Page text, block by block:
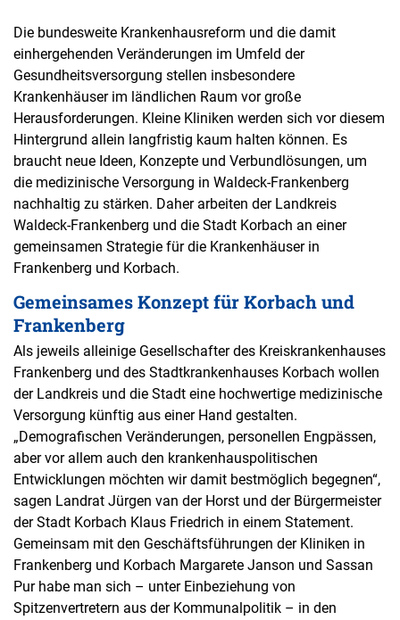
Die bundesweite Krankenhausreform und die damit
einhergehenden Veränderungen im Umfeld der
Gesundheitsversorgung stellen insbesondere
Krankenhäuser im ländlichen Raum vor große
Herausforderungen. Kleine Kliniken werden sich vor diesem
Hintergrund allein langfristig kaum halten können. Es
braucht neue Ideen, Konzepte und Verbundlösungen, um
die medizinische Versorgung in Waldeck-Frankenberg
nachhaltig zu stärken. Daher arbeiten der Landkreis
Waldeck-Frankenberg und die Stadt Korbach an einer
gemeinsamen Strategie für die Krankenhäuser in
Frankenberg und Korbach.
Gemeinsames Konzept für Korbach und
Frankenberg
Als jeweils alleinige Gesellschafter des Kreiskrankenhauses
Frankenberg und des Stadtkrankenhauses Korbach wollen
der Landkreis und die Stadt eine hochwertige medizinische
Versorgung künftig aus einer Hand gestalten.
„Demografischen Veränderungen, personellen Engpässen,
aber vor allem auch den krankenhauspolitischen
Entwicklungen möchten wir damit bestmöglich begegnen“,
sagen Landrat Jürgen van der Horst und der Bürgermeister
der Stadt Korbach Klaus Friedrich in einem Statement.
Gemeinsam mit den Geschäftsführungen der Kliniken in
Frankenberg und Korbach Margarete Janson und Sassan
Pur habe man sich – unter Einbeziehung von
Spitzenvertretern aus der Kommunalpolitik – in den